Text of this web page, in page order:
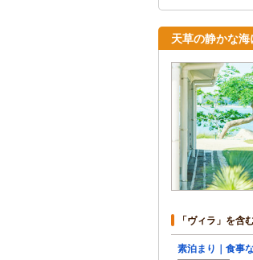
天草の静かな海
「ヴィラ」を含
素泊まり｜食事